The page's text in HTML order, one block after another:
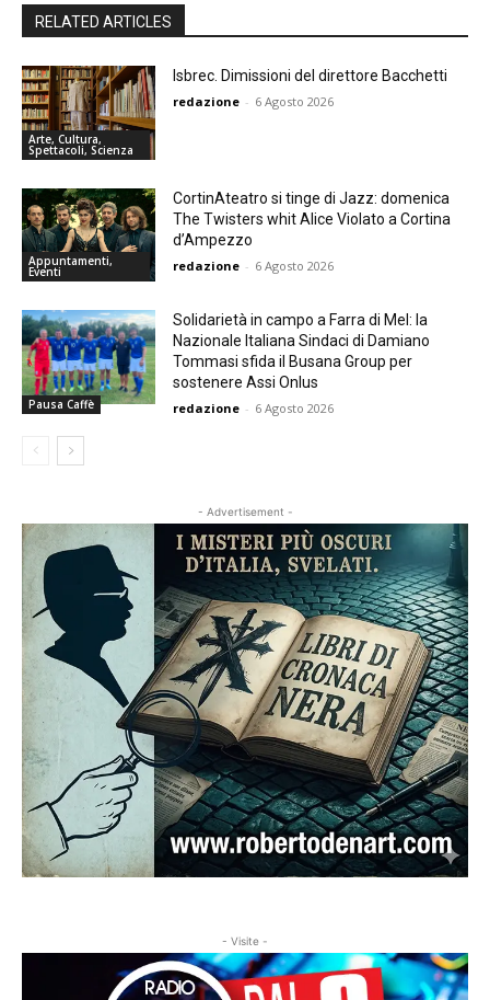
RELATED ARTICLES
Arte, Cultura,
Spettacoli, Scienza
Isbrec. Dimissioni del direttore Bacchetti
redazione - 6 Agosto 2026
Appuntamenti,
Eventi
CortinAteatro si tinge di Jazz: domenica
The Twisters whit Alice Violato a Cortina
d’Ampezzo
redazione - 6 Agosto 2026
Pausa Caffè
Solidarietà in campo a Farra di Mel: la
Nazionale Italiana Sindaci di Damiano
Tommasi sfida il Busana Group per
sostenere Assi Onlus
redazione - 6 Agosto 2026
- Advertisement -
- Visite -